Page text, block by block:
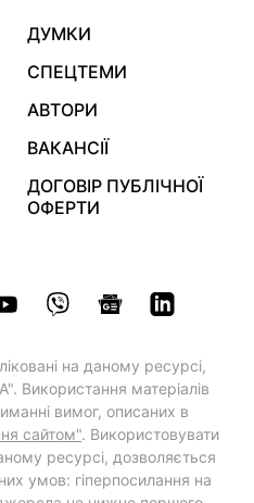
ДУМКИ
СПЕЦТЕМИ
АВТОРИ
ВАКАНСІЇ
ДОГОВІР ПУБЛІЧНОЇ
ОФЕРТИ
на даному ресурсі,
матеріалів
вимог, описаних в
сайтом". Використовувати
ресурсі, дозволяється
умов: гіперпосилання на